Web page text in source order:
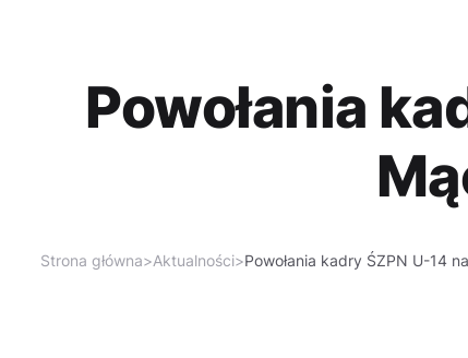
Powołania
Strona główna>Aktualności>Powołania kadry ŚZPN U-14